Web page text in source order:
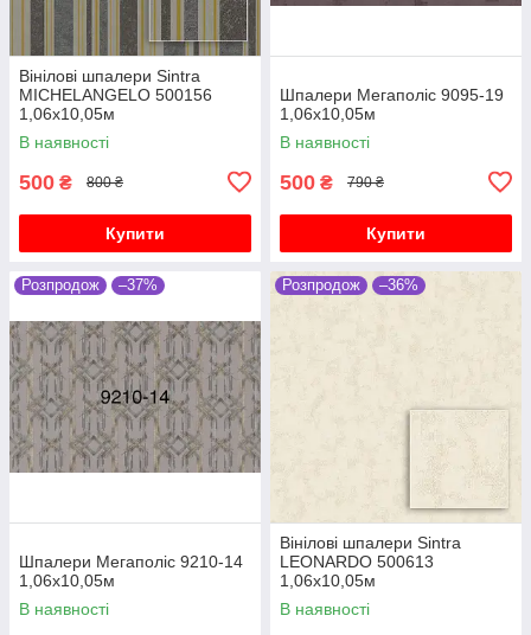
Вінілові шпалери Sintra
MICHELANGELO 500156
1,06х10,05м
В наявності
500 ₴ 800 ₴
Купити
Шпалери Мегаполіс 9095-19
1,06х10,05м
В наявності
500 ₴ 790 ₴
Купити
Розпродож –37%
Шпалери Мегаполіс 9210-14
1,06х10,05м
В наявності
Розпродож –36%
Вінілові шпалери Sintra
LEONARDO 500613
1,06х10,05м
В наявності